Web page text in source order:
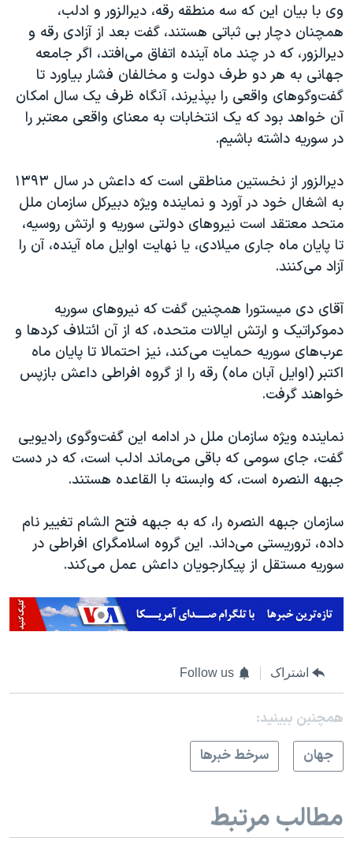
همایش محافظه‌کاران آمریکا «سی‌پک»
صفحه‌های ویژه
سفر پرزیدنت ترامپ به چین
وی با بیان این که سه منطقه رقه، دیرالزور و ادلب،
همچنان دچار بی ثباتی هستند، گفت بعد از آزادی رقه و
دیرالزور، که در چند ماه آینده اتفاق می‌افتد، اگر جامعه
جهانی به هر دو طرف دولت و مخالفان فشار بیاورد تا
گفت‌وگوهای واقعی را بپذیرند، آنگاه ظرف یک سال امکان
آن خواهد بود که یک انتخابات به معنای واقعی معتبر را
در سوریه داشته باشیم.
دیرالزور از نخستین مناطقی است که داعش در سال ۱۳۹۳
به اشغال خود در آورد و نماینده ویژه دبیرکل سازمان ملل
متحد معتقد است نیروهای دولتی سوریه و ارتش روسیه،
تا پایان ماه جاری میلادی، یا نهایت اوایل ماه آینده، آن را
آزاد می‌کنند.
آقای دی میستورا همچنین گفت که نیروهای سوریه
دموکراتیک و ارتش ایالات متحده، که از آن ائتلاف کردها و
عرب‌های سوریه حمایت می‌کند، نیز احتمالا تا پایان ماه
اکتبر (اوایل آبان ماه) رقه را از گروه افراطی داعش بازپس
خواهند گرفت.
نماینده ویژه سازمان ملل در ادامه این گفت‌وگوی رادیویی
گفت، جای سومی که باقی می‌ماند ادلب است، که در دست
جبهه النصره است، که وابسته با القاعده هستند.
سازمان جبهه النصره را، که به جبهه فتح الشام تغییر نام
داده، تروریستی می‌داند. این گروه اسلامگرای افراطی در
سوریه مستقل از پیکارجویان داعش عمل می‌کند.
اشتراک Follow us
همچنبن ببینید:
جهان
سرخط خبرها
مطالب مرتبط